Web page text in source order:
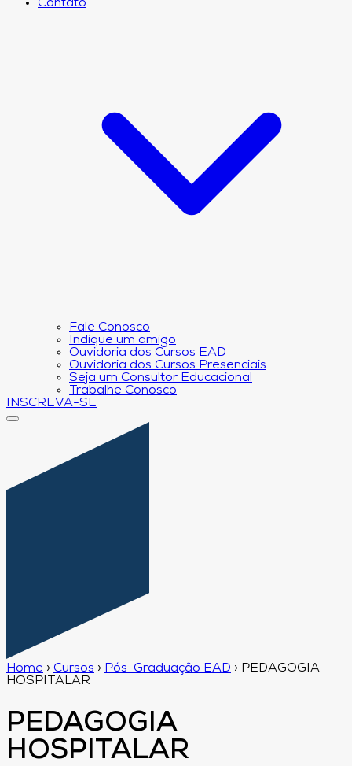
Contato
Fale Conosco
Indique um amigo
Ouvidoria dos Cursos EAD
Ouvidoria dos Cursos Presenciais
Seja um Consultor Educacional
Trabalhe Conosco
INSCREVA-SE
Home › Cursos › Pós-Graduação EAD › PEDAGOGIA
HOSPITALAR
PEDAGOGIA
HOSPITALAR